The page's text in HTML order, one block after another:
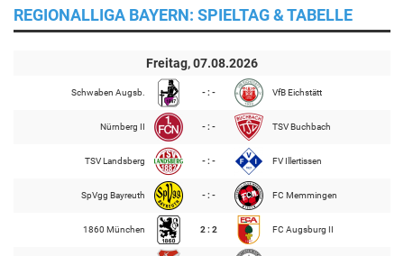
REGIONALLIGA BAYERN: SPIELTAG & TABELLE
Freitag, 07.08.2026
Schwaben Augsb. - : - VfB Eichstätt
Nürnberg II - : - TSV Buchbach
TSV Landsberg - : - FV Illertissen
SpVgg Bayreuth - : - FC Memmingen
1860 München 2 : 2 FC Augsburg II